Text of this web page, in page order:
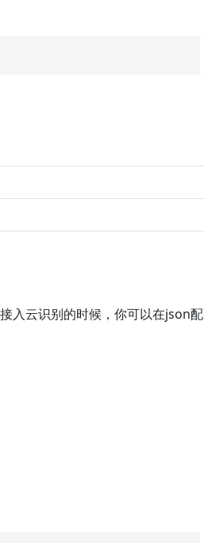
入云识别的时候，你可以在json配